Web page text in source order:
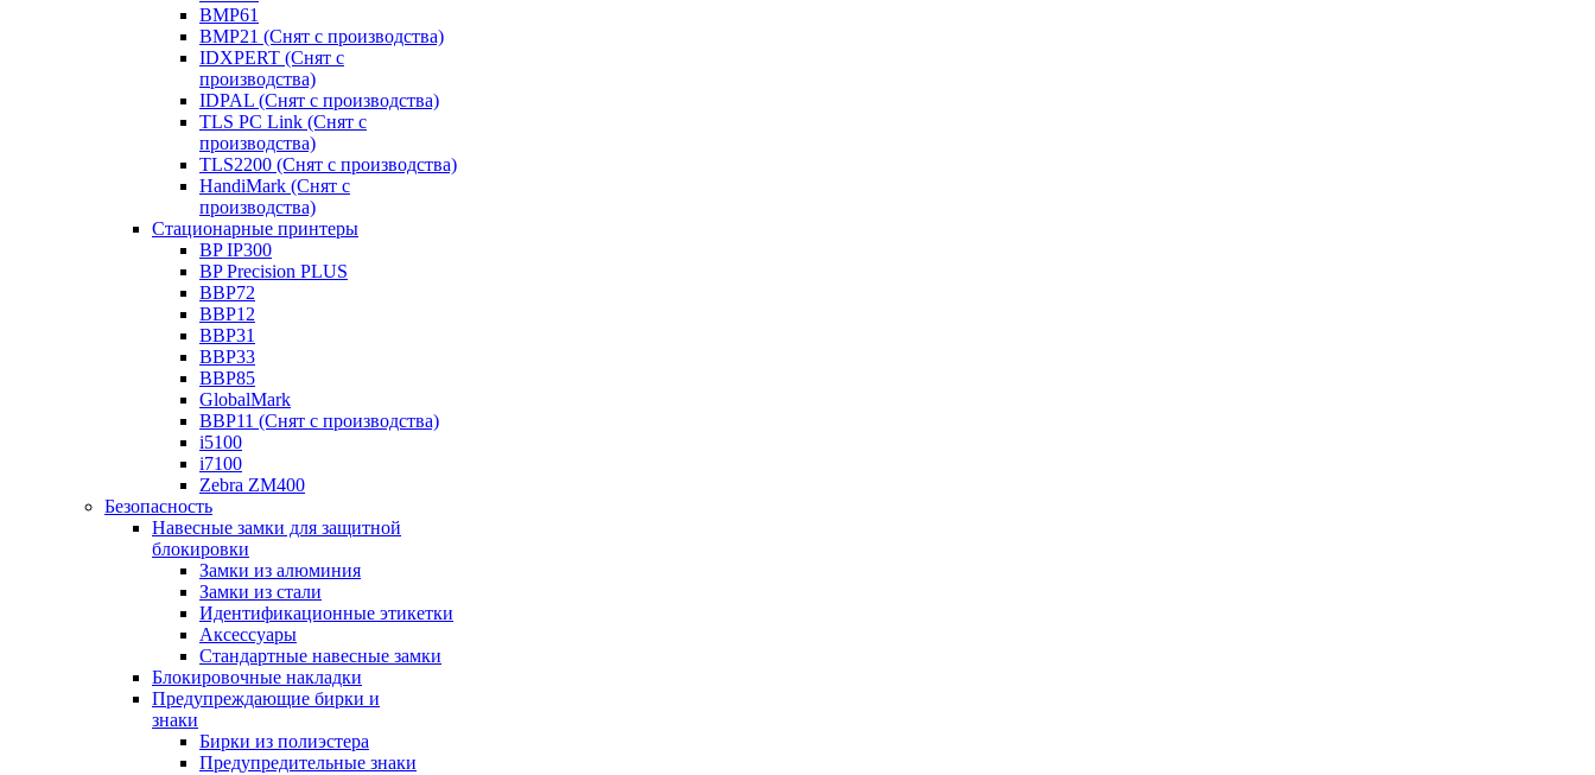
BMP61
BMP21 (Снят с производства)
IDXPERT (Снят с
производства)
IDPAL (Снят с производства)
TLS PC Link (Снят с
производства)
TLS2200 (Снят с производства)
HandiMark (Снят с
производства)
Стационарные принтеры
BP IP300
BP Precision PLUS
BBP72
BBP12
BBP31
BBP33
BBP85
GlobalMark
BBP11 (Снят с производства)
i5100
i7100
Zebra ZM400
Безопасность
Навесные замки для защитной
блокировки
Замки из алюминия
Замки из стали
Идентификационные этикетки
Аксессуары
Стандартные навесные замки
Блокировочные накладки
Предупреждающие бирки и
знаки
Бирки из полиэстера
Предупредительные знаки